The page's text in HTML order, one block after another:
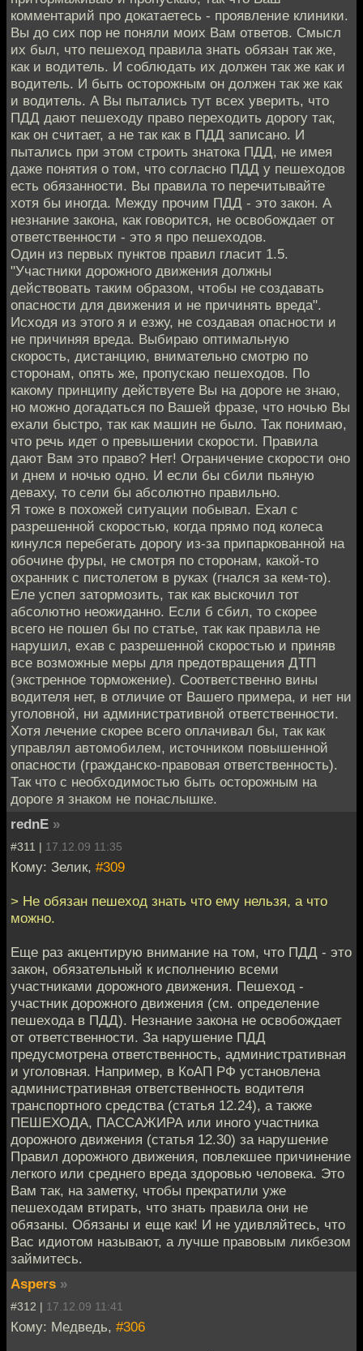
комментарий про докатаетесь - проявление клиники.
Вы до сих пор не поняли моих Вам ответов. Смысл
их был, что пешеход правила знать обязан так же,
как и водитель. И соблюдать их должен так же как и
водитель. И быть осторожным он должен так же как
и водитель. А Вы пытались тут всех уверить, что
ПДД дают пешеходу право переходить дорогу так,
как он считает, а не так как в ПДД записано. И
пытались при этом строить знатока ПДД, не имея
даже понятия о том, что согласно ПДД у пешеходов
есть обязанности. Вы правила то перечитывайте
хотя бы иногда. Между прочим ПДД - это закон. А
незнание закона, как говорится, не освобождает от
ответственности - это я про пешеходов.
Один из первых пунктов правил гласит 1.5.
"Участники дорожного движения должны
действовать таким образом, чтобы не создавать
опасности для движения и не причинять вреда".
Исходя из этого я и езжу, не создавая опасности и
не причиняя вреда. Выбираю оптимальную
скорость, дистанцию, внимательно смотрю по
сторонам, опять же, пропускаю пешеходов. По
какому принципу действуете Вы на дороге не знаю,
но можно догадаться по Вашей фразе, что ночью Вы
ехали быстро, так как машин не было. Так понимаю,
что речь идет о превышении скорости. Правила
дают Вам это право? Нет! Ограничение скорости оно
и днем и ночью одно. И если бы сбили пьяную
деваху, то сели бы абсолютно правильно.
Я тоже в похожей ситуации побывал. Ехал с
разрешенной скоростью, когда прямо под колеса
кинулся перебегать дорогу из-за припаркованной на
обочине фуры, не смотря по сторонам, какой-то
охранник с пистолетом в руках (гнался за кем-то).
Еле успел затормозить, так как выскочил тот
абсолютно неожиданно. Если б сбил, то скорее
всего не пошел бы по статье, так как правила не
нарушил, ехав с разрешенной скоростью и приняв
все возможные меры для предотвращения ДТП
(экстренное торможение). Соответственно вины
водителя нет, в отличие от Вашего примера, и нет ни
уголовной, ни административной ответственности.
Хотя лечение скорее всего оплачивал бы, так как
управлял автомобилем, источником повышенной
опасности (гражданско-правовая ответственность).
Так что с необходимостью быть осторожным на
дороге я знаком не понаслышке.
rednE »
#311 | 17.12.09 11:35
Кому: Зелик, #309
> Не обязан пешеход знать что ему нельзя, а что
можно.
Еще раз акцентирую внимание на том, что ПДД - это
закон, обязательный к исполнению всеми
участниками дорожного движения. Пешеход -
участник дорожного движения (см. определение
пешехода в ПДД). Незнание закона не освобождает
от ответственности. За нарушение ПДД
предусмотрена ответственность, административная
и уголовная. Например, в КоАП РФ установлена
административная ответственность водителя
транспортного средства (статья 12.24), а также
ПЕШЕХОДА, ПАССАЖИРА или иного участника
дорожного движения (статья 12.30) за нарушение
Правил дорожного движения, повлекшее причинение
легкого или среднего вреда здоровью человека. Это
Вам так, на заметку, чтобы прекратили уже
пешеходам втирать, что знать правила они не
обязаны. Обязаны и еще как! И не удивляйтесь, что
Вас идиотом называют, а лучше правовым ликбезом
займитесь.
Aspers »
#312 | 17.12.09 11:41
Кому: Медведь, #306